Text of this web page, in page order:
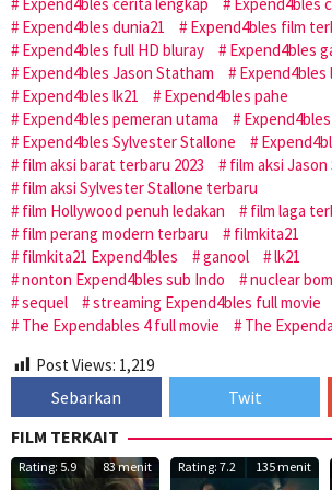
Expend4bles dunia21
Expend4bles film
Expend4bles full HD bluray
Expend4bles
Expend4bles Jason Statham
Expend4bles
Expend4bles lk21
Expend4bles pahe
Expend4bles pemeran utama
Expend4bles Sylvester Stallone
film aksi barat terbaru 2023
film aksi
film aksi Sylvester Stallone terbaru
film Hollywood penuh ledakan
film laga
film perang modern terbaru
filmkita21
filmkita21 Expend4bles
ganool
lk21
nonton Expend4bles sub Indo
nuclear
sequel
streaming Expend4bles full movie
The Expendables 4 full movie
The
Post Views: 1,219
Sebarkan Twit
FILM TERKAIT
Rating: 5.9 83 menit Rating: 7.2 135 menit